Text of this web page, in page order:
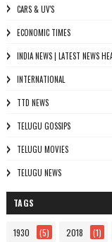
CARS & UV'S
ECONOMIC TIMES
INDIA NEWS | LATEST NEWS
INTERNATIONAL
TTD NEWS
TELUGU GOSSIPS
TELUGU MOVIES
TELUGU NEWS
TAGS
1930 (5) 2018 (1)